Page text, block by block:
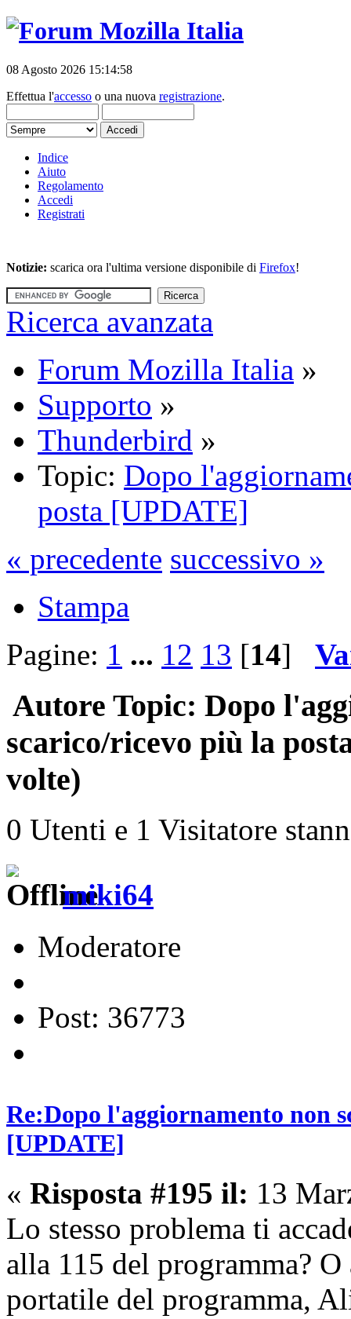
08 Agosto 2026 15:14:58
Effettua l'accesso o una nuova registrazione.
Indice
Aiuto
Regolamento
Accedi
Registrati
Notizie: scarica ora l'ultima versione disponibile di Firefox!
Ricerca avanzata
Forum Mozilla Italia »
Supporto »
Thunderbird »
Topic: Dopo
posta [UPDATE]
« precedente successivo »
Stampa
Pagine: 1 ... 12 13 [14]
Autore Topic: Dopo
scarico/ricevo più la
volte)
0 Utenti e 1 Visitatore
miki64
Moderatore
Post: 36773
Re:Dopo l'aggiornamento non
[UPDATE]
« Risposta #195 il: 13
Lo stesso problema ti
alla 115 del programma?
portatile del programma,